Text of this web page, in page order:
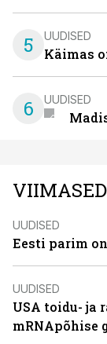
5 UUDISED
Käimas
6 UUDISED
UUDISED
Eesti parim
UUDISED
USA toidu- ja